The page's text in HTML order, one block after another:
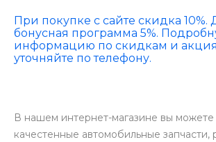
При покупке с сайте скидка 10%.
бонусная программа 5%.
информацию по скидкам и
уточняйте по телефону.
В нашем интернет-магазине вы
качестенные автомобильные запчасти,